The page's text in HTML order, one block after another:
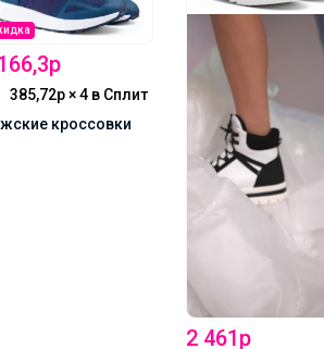
385,72р × 4 в Сплит
кроссовки
2 461р